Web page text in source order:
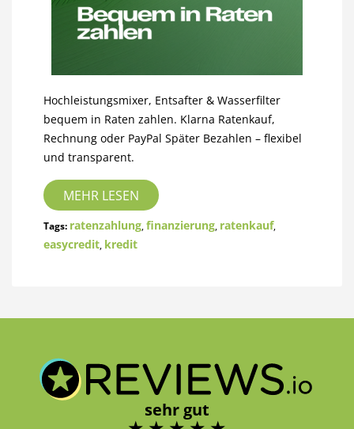
Hochleistungsmixer, Entsafter & Wasserfilter
bequem in Raten zahlen. Klarna Ratenkauf,
Rechnung oder PayPal Später Bezahlen – flexibel
und transparent.
MEHR LESEN
Tags: ratenzahlung,finanzierung, ratenkauf,
easycredit, kredit
sehr gut